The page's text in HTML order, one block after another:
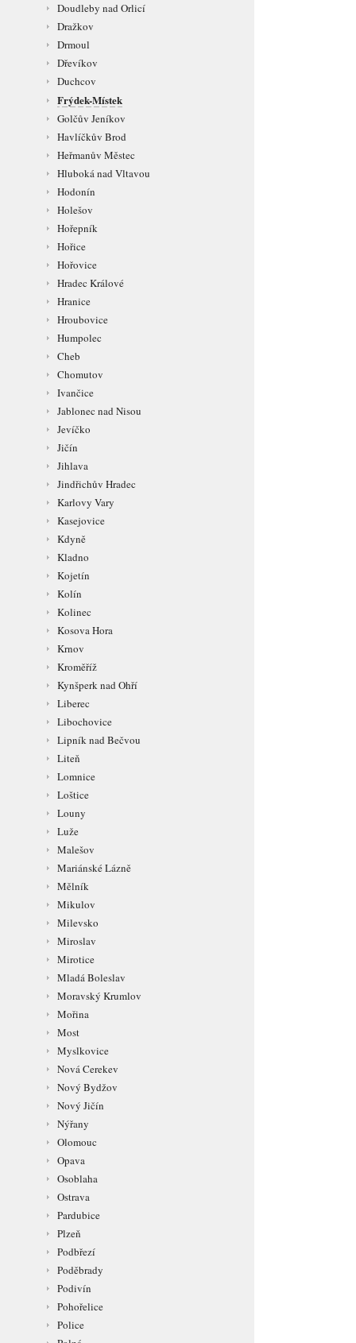
Doudleby nad Orlicí
Dražkov
Drmoul
Dřevíkov
Duchcov
Frýdek-Místek
Golčův Jeníkov
Havlíčkův Brod
Heřmanův Městec
Hluboká nad Vltavou
Hodonín
Holešov
Hořepník
Hořice
Hořovice
Hradec Králové
Hranice
Hroubovice
Humpolec
Cheb
Chomutov
Ivančice
Jablonec nad Nisou
Jevíčko
Jičín
Jihlava
Jindřichův Hradec
Karlovy Vary
Kasejovice
Kdyně
Kladno
Kojetín
Kolín
Kolinec
Kosova Hora
Krnov
Kroměříž
Kynšperk nad Ohří
Liberec
Libochovice
Lipník nad Bečvou
Liteň
Lomnice
Loštice
Louny
Luže
Malešov
Mariánské Lázně
Mělník
Mikulov
Milevsko
Miroslav
Mirotice
Mladá Boleslav
Moravský Krumlov
Mořina
Most
Myslkovice
Nová Cerekev
Nový Bydžov
Nový Jičín
Nýřany
Olomouc
Opava
Osoblaha
Ostrava
Pardubice
Plzeň
Podbřezí
Poděbrady
Podivín
Pohořelice
Police